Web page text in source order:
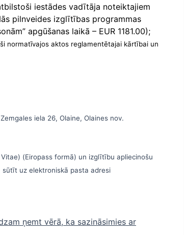
iestādes vadītāja noteiktajiem
pilnveides izglītības programmas
apgūšanas laikā – EUR 1181.00);
normatīvajos aktos reglamentētajai kārtībai un
iela 26, Olaine, Olaines nov.
(Eiropass formā) un izglītību apliecinošu
uz elektroniskā pasta adresi
ņemt vērā, ka sazināsimies ar